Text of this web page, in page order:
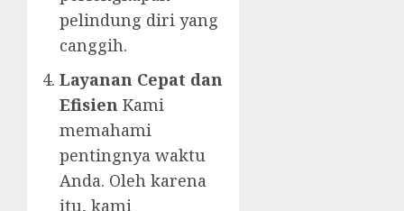
pelindung diri yang
canggih.
Layanan Cepat dan
Efisien Kami
memahami
pentingnya waktu
Anda. Oleh karena
itu, kami